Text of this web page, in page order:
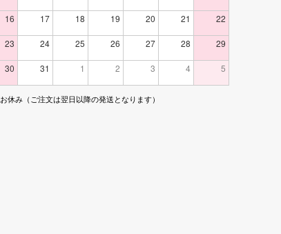
16 17 18 19 20 21 22
23 24 25 26 27 28 29
30 31 1 2 3 4 5
お休み（ご注文は翌日以降の発送となります）